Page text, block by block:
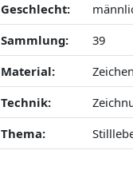
Geschlecht:
Sammlung:
39
Material:
Technik:
Thema: